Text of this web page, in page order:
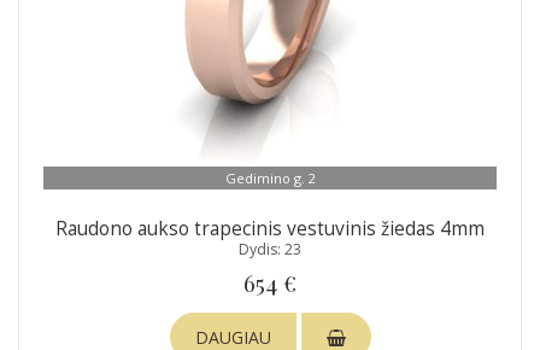
Gedimino g. 2
Raudono aukso trapecinis vestuvinis žiedas 4mm
Dydis: 23
654 €
DAUGIAU